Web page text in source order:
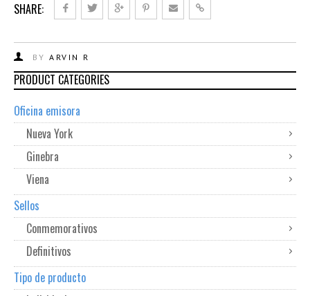
SHARE:
BY ARVIN R
PRODUCT CATEGORIES
Oficina emisora
Nueva York
Ginebra
Viena
Sellos
Conmemorativos
Definitivos
Tipo de producto